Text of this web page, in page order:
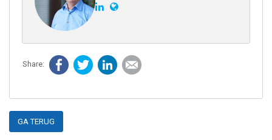
FacebookTwitter LinkedIn
GA TERUG